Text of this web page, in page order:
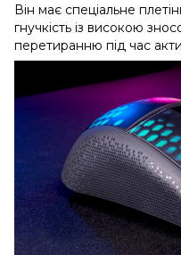
Він має спеціальне
гнучкість із високою
перетиранню під час